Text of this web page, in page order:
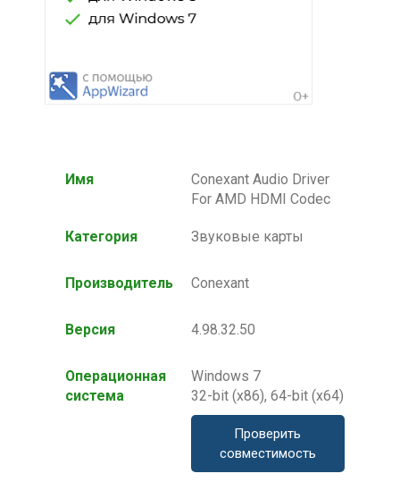
Имя
Conexant Audio Driver
For AMD HDMI Codec
Категория Звуковые карты
Производитель Conexant
Версия 4.98.32.50
Операционная
система
Windows 7
32-bit (x86), 64-bit (x64)
Проверить
совместимость